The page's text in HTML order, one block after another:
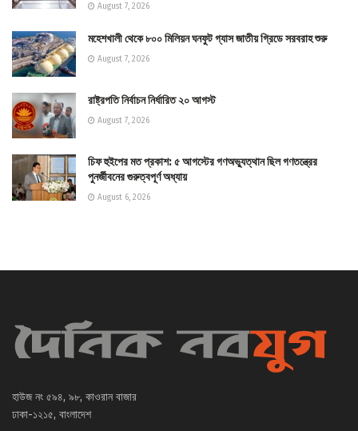
August 7, 2026
মহেশখালী থেকে ৮০০ মিলিয়ন ঘনফুট গ্যাস জাতীয় গ্রিডে সরবরাহ শুরু
August 7, 2026
রাষ্ট্রপতি নির্বাচন নির্ধারিত ২০ আগস্ট
August 7, 2026
চিফ হুইপের মত প্রকাশ: ৫ আগস্টের গণঅভ্যুত্থান ছিল গণতন্ত্রের
পুনর্জীবনের গুরুত্বপূর্ণ অধ্যায়
August 6, 2026
হাউজ নং ৫৯৪, ৯৮, কাওরান বাজার
ঢাকা-১২১৫, বাংলাদেশ